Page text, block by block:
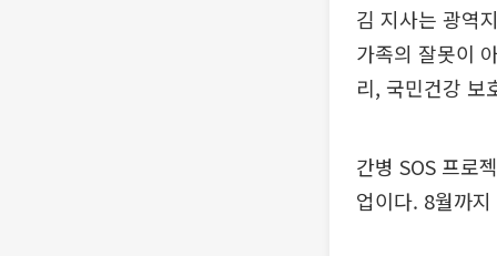
김 지사는 광역
가족의 잘못이
리, 국민건강 보
간병 SOS 프로
업이다. 8월까